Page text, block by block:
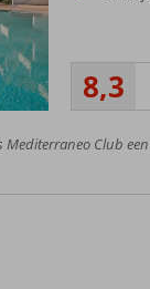
8,3
Mediterraneo Club